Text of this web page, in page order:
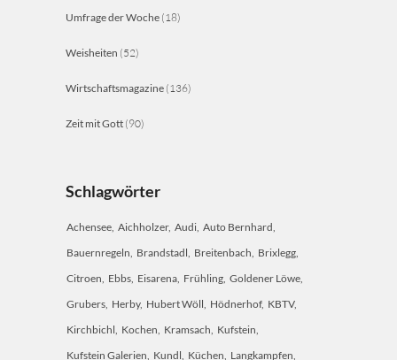
Umfrage der Woche (18)
Weisheiten (52)
Wirtschaftsmagazine (136)
Zeit mit Gott (90)
Schlagwörter
Achensee Aichholzer Audi Auto Bernhard
Bauernregeln Brandstadl Breitenbach Brixlegg
Citroen Ebbs Eisarena Frühling Goldener Löwe
Grubers Herby Hubert Wöll Hödnerhof KBTV
Kirchbichl Kochen Kramsach Kufstein
Kufstein Galerien Kundl Küchen Langkampfen